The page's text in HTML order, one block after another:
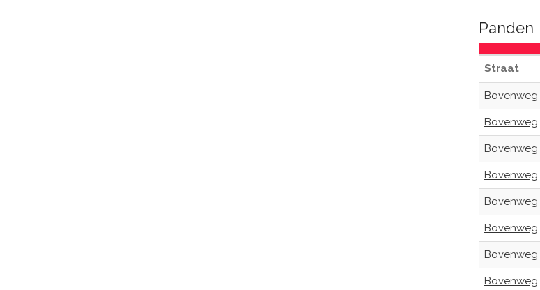
Panden
Straat
Bovenweg
Bovenweg
Bovenweg
Bovenweg
Bovenweg
Bovenweg
Bovenweg
Bovenweg